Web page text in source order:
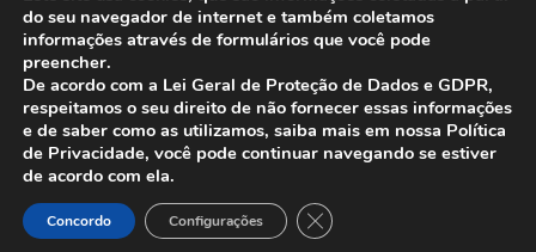
ANFIP - Associação Nacional dos Auditores
Fiscais da Receita Federal do Brasil.
Todos os Direitos Reservados.
do seu navegador de internet e também coletamos
informações através de formulários que você pode
preencher.
De acordo com a Lei Geral de Proteção de Dados e GDPR,
respeitamos o seu direito de não fornecer essas informações
e de saber como as utilizamos, saiba mais em nossa Política
de Privacidade, você pode continuar navegando se estiver
de acordo com ela.
Concordo Configurações Close GDPR Cookie Banner